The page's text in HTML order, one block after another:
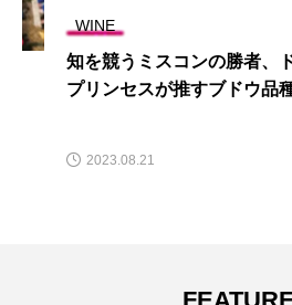
WINE
知を競うミスコンの勝者、
プリンセスが推すブドウ品
2023.08.21